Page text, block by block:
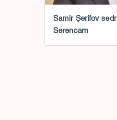
Samir Şərifov
Sərəncam